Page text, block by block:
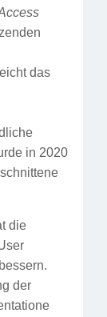
das
in 2020
die
der